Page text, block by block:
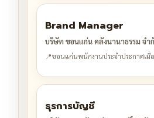
Brand Manager
บริษัท ขอนแก่น คลังนานาธรรม จำ
📍ขอนแก่นพนักงานประจำประกาศเมื่
ธุรการบัญชี